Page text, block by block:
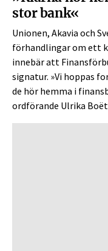
stor bank«
Unionen, Akavia och
förhandlingar om ett
innebär att
signatur. »Vi hoppas
de hör hemma i
ordförande Ulrika